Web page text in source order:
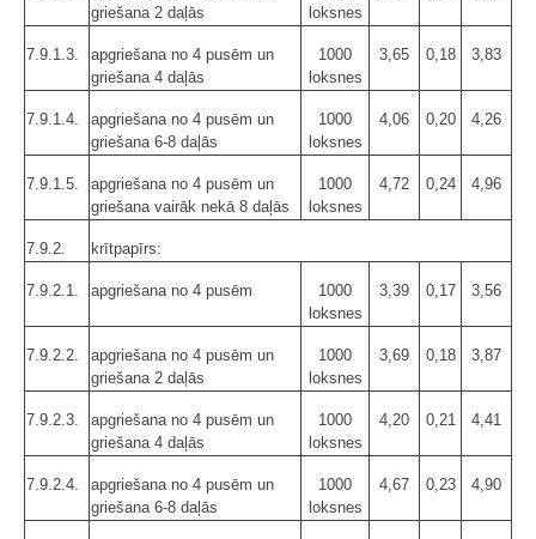
griešana 2 daļās
loksnes
7.9.1.3.
apgriešana no 4 pusēm un
griešana 4 daļās
1000
loksnes
3,65 0,18 3,83
7.9.1.4.
apgriešana no 4 pusēm un
griešana 6-8 daļās
1000
loksnes
4,06 0,20 4,26
7.9.1.5.
apgriešana no 4 pusēm un
griešana vairāk nekā 8 daļās
1000
loksnes
4,72 0,24 4,96
7.9.2. krītpapīrs:
7.9.2.1. apgriešana no 4 pusēm
1000
loksnes
3,39 0,17 3,56
7.9.2.2.
apgriešana no 4 pusēm un
griešana 2 daļās
1000
loksnes
3,69 0,18 3,87
7.9.2.3.
apgriešana no 4 pusēm un
griešana 4 daļās
1000
loksnes
4,20 0,21 4,41
7.9.2.4.
apgriešana no 4 pusēm un
griešana 6-8 daļās
1000
loksnes
4,67 0,23 4,90